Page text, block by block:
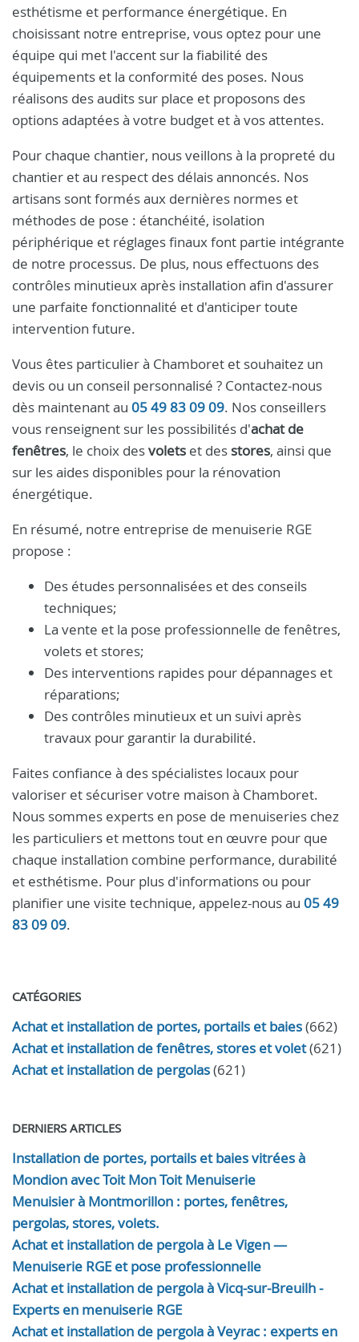
esthétisme et performance énergétique. En
choisissant notre entreprise, vous optez pour une
équipe qui met l'accent sur la fiabilité des
équipements et la conformité des poses. Nous
réalisons des audits sur place et proposons des
options adaptées à votre budget et à vos attentes.
Pour chaque chantier, nous veillons à la propreté du
chantier et au respect des délais annoncés. Nos
artisans sont formés aux dernières normes et
méthodes de pose : étanchéité, isolation
périphérique et réglages finaux font partie intégrante
de notre processus. De plus, nous effectuons des
contrôles minutieux après installation afin d'assurer
une parfaite fonctionnalité et d'anticiper toute
intervention future.
Vous êtes particulier à Chamboret et souhaitez un
devis ou un conseil personnalisé ? Contactez-nous
dès maintenant au 05 49 83 09 09. Nos conseillers
vous renseignent sur les possibilités d'achat de
fenêtres, le choix desvolets et des stores, ainsi que
sur les aides disponibles pour la rénovation
énergétique.
En résumé, notre entreprise de menuiserie RGE
propose :
Des études personnalisées et des conseils
techniques;
La vente et la pose professionnelle de fenêtres,
volets et stores;
Des interventions rapides pour dépannages et
réparations;
Des contrôles minutieux et un suivi après
travaux pour garantir la durabilité.
Faites confiance à des spécialistes locaux pour
valoriser et sécuriser votre maison à Chamboret.
Nous sommes experts en pose de menuiseries chez
les particuliers et mettons tout en œuvre pour que
chaque installation combine performance, durabilité
et esthétisme. Pour plus d'informations ou pour
planifier une visite technique, appelez-nous au 05 49
83 09 09.
CATÉGORIES
Achat et installation de portes, portails et baies(662)
Achat et installation de fenêtres, stores et volet(621)
Achat et installation de pergolas(621)
DERNIERS ARTICLES
Installation de portes, portails et baies vitrées à
Mondion avec Toit Mon Toit Menuiserie
Menuisier à Montmorillon : portes, fenêtres,
pergolas, stores, volets.
Achat et installation de pergola à Le Vigen —
Menuiserie RGE et pose professionnelle
Achat et installation de pergola à Vicq-sur-Breuilh -
Experts en menuiserie RGE
Achat et installation de pergola à Veyrac : experts en